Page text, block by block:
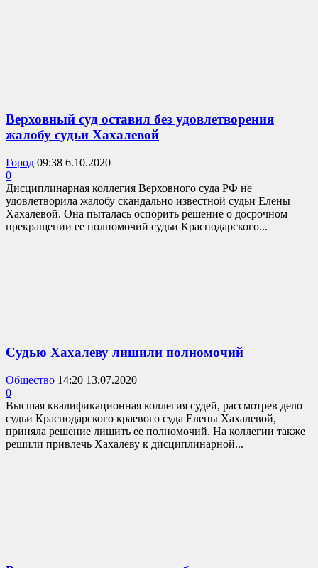
Верховный суд оставил без удовлетворения
жалобу судьи Хахалевой
Город 09:38 6.10.2020
0
Дисциплинарная коллегия Верховного суда РФ не
удовлетворила жалобу скандально известной судьи Елены
Хахалевой. Она пыталась оспорить решение о досрочном
прекращении ее полномочий судьи Краснодарского...
Судью Хахалеву лишили полномочий
Общество 14:20 13.07.2020
0
Высшая квалификационная коллегия судей, рассмотрев дело
судьи Краснодарского краевого суда Елены Хахалевой,
приняла решение лишить ее полномочий. На коллегии также
решили привлечь Хахалеву к дисциплинарной...